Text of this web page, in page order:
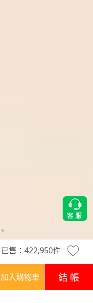
加入購物車 結 帳
已售： 422,950件